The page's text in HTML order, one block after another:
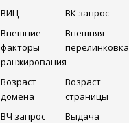
ВИЦ ВК запрос
Внешние
факторы
ранжирования
Внешняя
перелинковка
Возраст
домена
Возраст
страницы
ВЧ запрос Выдача